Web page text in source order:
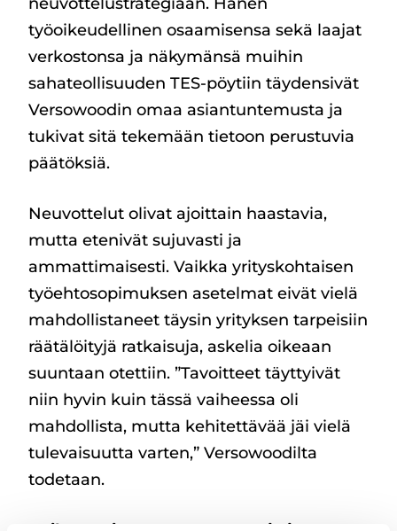
työoikeudellinen osaamisensa sekä laajat
verkostonsa ja näkymänsä muihin
sahateollisuuden TES-pöytiin täydensivät
Versowoodin omaa asiantuntemusta ja
tukivat sitä tekemään tietoon perustuvia
päätöksiä.
Neuvottelut olivat ajoittain haastavia,
mutta etenivät sujuvasti ja
ammattimaisesti. Vaikka yrityskohtaisen
työehtosopimuksen asetelmat eivät vielä
mahdollistaneet täysin yrityksen tarpeisiin
räätälöityjä ratkaisuja, askelia oikeaan
suuntaan otettiin. ”Tavoitteet täyttyivät
niin hyvin kuin tässä vaiheessa oli
mahdollista, mutta kehitettävää jäi vielä
tulevaisuutta varten,” Versowoodilta
todetaan.